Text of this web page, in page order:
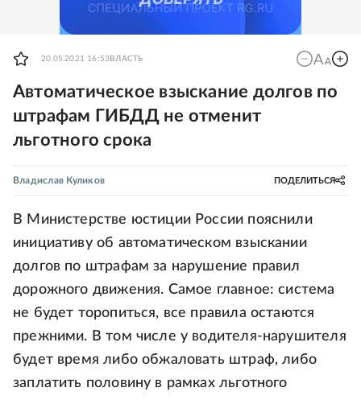
20.05.2021 16:53 ВЛАСТЬ
Автоматическое взыскание долгов по
штрафам ГИБДД не отменит
льготного срока
Владислав Куликов ПОДЕЛИТЬСЯ
В Министерстве юстиции России пояснили
инициативу об автоматическом взыскании
долгов по штрафам за нарушение правил
дорожного движения. Самое главное: система
не будет торопиться, все правила остаются
прежними. В том числе у водителя-нарушителя
будет время либо обжаловать штраф, либо
заплатить половину в рамках льготного